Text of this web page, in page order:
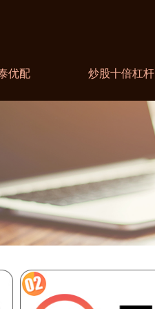
优配 炒股十倍杠杆